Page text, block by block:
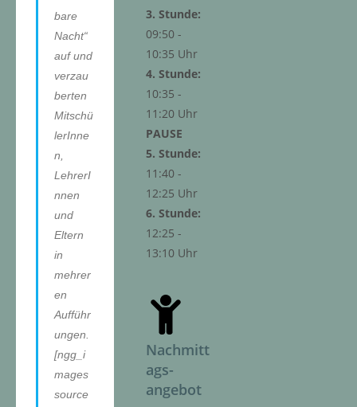
3. Stunde:
09:50 -
10:35 Uhr
4. Stunde:
10:35 -
11:20 Uhr
PAUSE
5. Stunde:
11:40 -
12:25 Uhr
6. Stunde:
12:25 -
13:10 Uhr
Nachmitt
ags-
angebot
bare
Nacht“
auf und
verzau
berten
Mitschü
lerInne
n,
LehrerI
nnen
und
Eltern
in
mehrer
en
Aufführ
ungen.
[ngg_i
mages
source